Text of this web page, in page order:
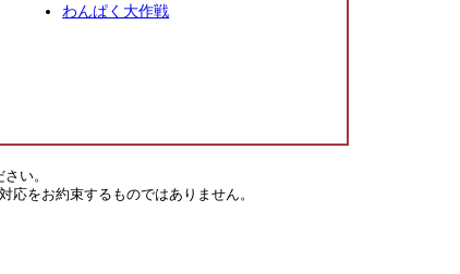
わんぱく大作戦
い。
をお約束するものではありません。